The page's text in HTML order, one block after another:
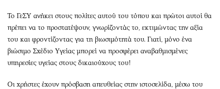
Το ΓεΣΥ ανήκει στους πολίτες αυτού του τόπου και πρώτοι αυτοί θα
πρέπει να το προστατέψουν, γνωρίζοντάς το, εκτιμώντας την αξία
του και φροντίζοντας για τη βιωσιμότητά του. Γιατί, μόνο ένα
βιώσιμο Σχέδιο Υγείας μπορεί να προσφέρει αναβαθμισμένες
υπηρεσίες υγείας στους δικαιούχους του!
Οι χρήστες έχουν πρόσβαση απευθείας στην ιστοσελίδα, μέσω του